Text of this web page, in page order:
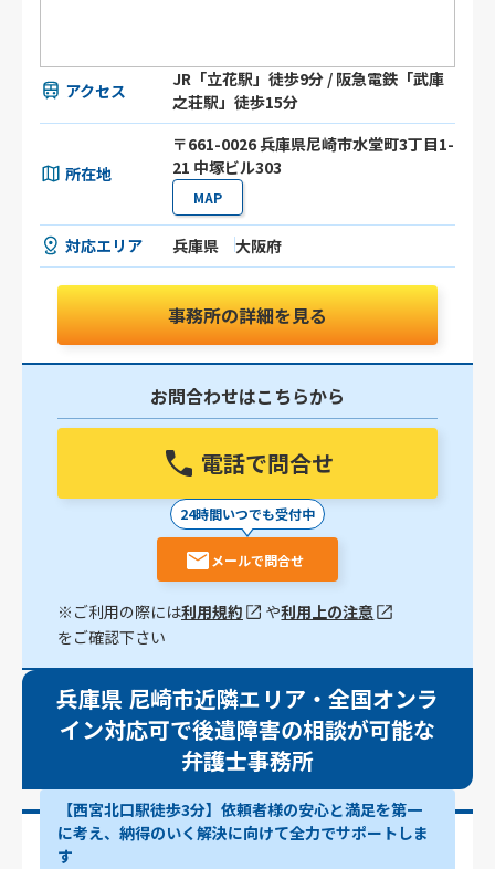
アクセス
JR「立花駅」徒歩9分 / 阪急電鉄「武庫
之荘駅」徒歩15分
所在地
〒661-0026 兵庫県尼崎市水堂町3丁目1-
21 中塚ビル303
MAP
対応エリア 兵庫県 大阪府
事務所の詳細を見る
お問合わせはこちらから
電話で問合せ
24時間いつでも受付中
メールで問合せ
※ご利用の際には利用規約 や利用上の注意
をご確認下さい
兵庫県 尼崎市近隣エリア・全国オンラ
イン対応可で後遺障害の相談が可能な
弁護士事務所
【西宮北口駅徒歩3分】依頼者様の安心と満足を第一
に考え、納得のいく解決に向けて全力でサポートしま
す